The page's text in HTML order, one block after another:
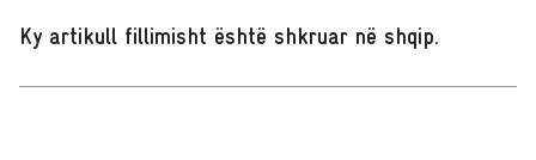
Ky artikull fillimisht është shkruar në shqip.